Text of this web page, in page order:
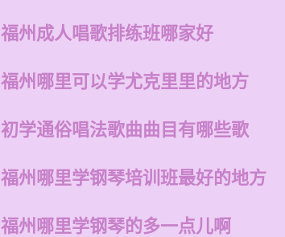
福州成人唱歌排练班哪家好
福州哪里可以学尤克里里的地方
初学通俗唱法歌曲曲目有哪些歌
福州哪里学钢琴培训班最好的地方
福州哪里学钢琴的多一点儿啊